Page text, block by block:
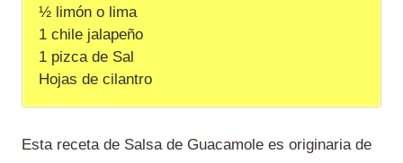
½ limón o lima
1 chile jalapeño
1 pizca de Sal
Hojas de cilantro
Esta receta de Salsa de Guacamole es originaria de